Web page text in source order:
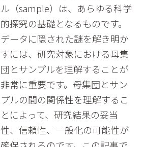
ル（sample）は、あらゆる科学
的探究の基礎となるものです。
データに隠された謎を解き明か
すには、研究対象における母集
団とサンプルを理解することが
非常に重要です。母集団とサン
プルの間の関係性を理解するこ
とによって、研究結果の妥当
性、信頼性、一般化の可能性が